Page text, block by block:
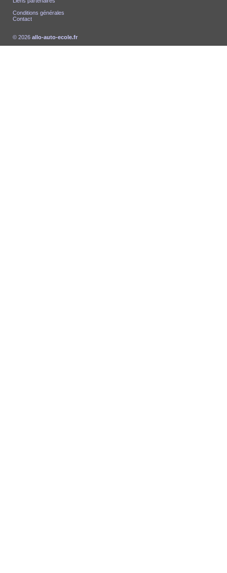
Conditions générales
Contact
© 2026 allo-auto-ecole.fr